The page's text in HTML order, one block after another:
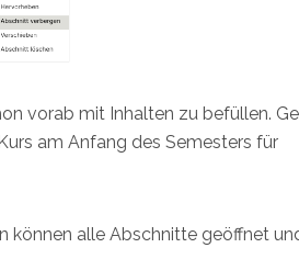
vorab mit Inhalten zu befüllen.
am Anfang des Semesters für
können alle Abschnitte geöffnet